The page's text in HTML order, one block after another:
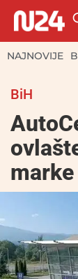
NAJNOVIJE
BiH